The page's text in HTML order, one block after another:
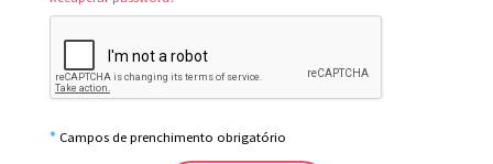
* Campos de prenchimento obrigatório